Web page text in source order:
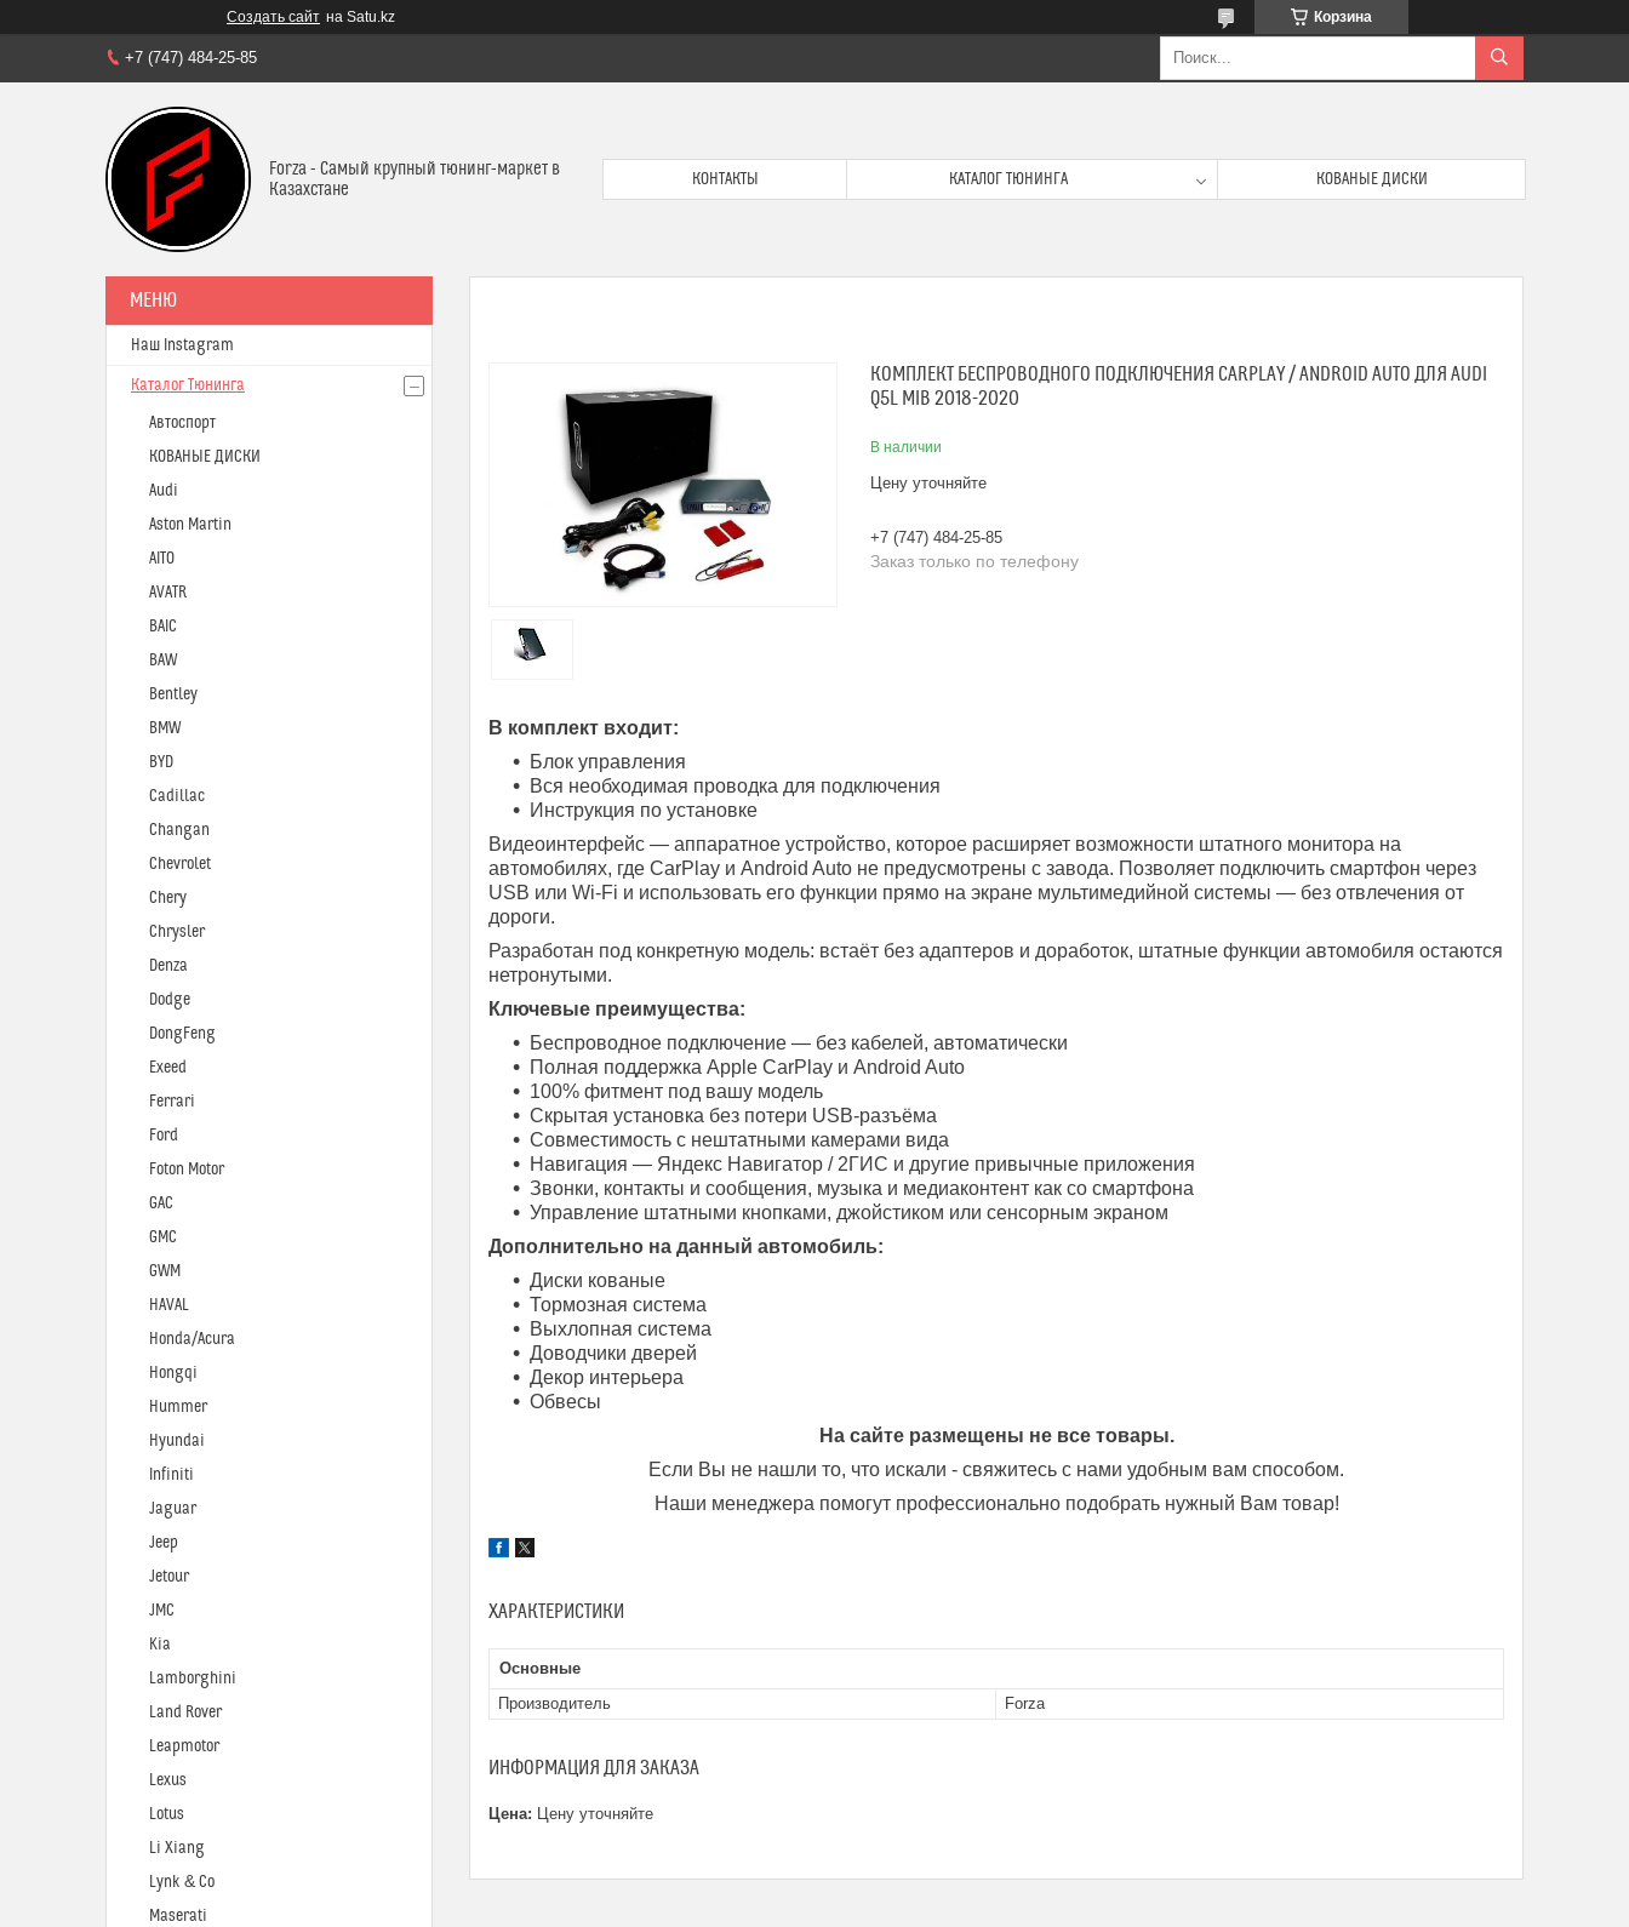
Создать сайт на Satu.kz Корзина
+7 (747) 484-25-85
Forza - Самый крупный тюнинг-маркет в
Казахстане
КОНТАКТЫ КАТАЛОГ ТЮНИНГА КОВАНЫЕ ДИСКИ
КОМПЛЕКТ БЕСПРОВОДНОГО ПОДКЛЮЧЕНИЯ CARPLAY / ANDROID AUTO ДЛЯ AUDI
Q5L MIB 2018-2020
В наличии
Цену уточняйте
+7 (747) 484-25-85
Заказ только по телефону
В комплект входит:
Блок управления
Вся необходимая проводка для подключения
Инструкция по установке
Видеоинтерфейс — аппаратное устройство, которое расширяет возможности штатного монитора на
автомобилях, где CarPlay и Android Auto не предусмотрены с завода. Позволяет подключить смартфон через
USB или Wi-Fi и использовать его функции прямо на экране мультимедийной системы — без отвлечения от
дороги.
Разработан под конкретную модель: встаёт без адаптеров и доработок, штатные функции автомобиля остаются
нетронутыми.
Ключевые преимущества:
Беспроводное подключение — без кабелей, автоматически
Полная поддержка Apple CarPlay и Android Auto
100% фитмент под вашу модель
Скрытая установка без потери USB-разъёма
Совместимость с нештатными камерами вида
Навигация — Яндекс Навигатор / 2ГИС и другие привычные приложения
Звонки, контакты и сообщения, музыка и медиаконтент как со смартфона
Управление штатными кнопками, джойстиком или сенсорным экраном
Дополнительно на данный автомобиль:
Диски кованые
Тормозная система
Выхлопная система
Доводчики дверей
Декор интерьера
Обвесы
На сайте размещены не все товары.
Если Вы не нашли то, что искали - свяжитесь с нами удобным вам способом.
Наши менеджера помогут профессионально подобрать нужный Вам товар!
ХАРАКТЕРИСТИКИ
Основные
Производитель
Forza
ИНФОРМАЦИЯ ДЛЯ ЗАКАЗА
Цена: Цену уточняйте
Наш Instagram
Каталог Тюнинга
Автоспорт
КОВАНЫЕ ДИСКИ
Audi
Aston Martin
AITO
AVATR
BAIC
BAW
Bentley
BMW
BYD
Cadillac
Changan
Chevrolet
Chery
Chrysler
Denza
Dodge
DongFeng
Exeed
Ferrari
Ford
Foton Motor
GAC
GMC
GWM
HAVAL
Honda/Acura
Hongqi
Hummer
Hyundai
Infiniti
Jaguar
Jeep
Jetour
JMC
Kia
Lamborghini
Land Rover
Leapmotor
Lexus
Lotus
Li Xiang
Lynk & Co
Maserati